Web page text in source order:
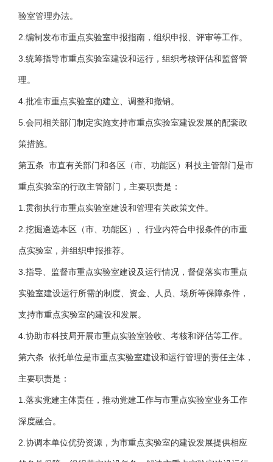
验室管理办法。
2.编制发布市重点实验室申报指南，组织申报、评审等工作。
3.统筹指导市重点实验室建设和运行，组织考核评估和监督管
理。
4.批准市重点实验室的建立、调整和撤销。
5.会同相关部门制定实施支持市重点实验室建设发展的配套政
策措施。
第五条 市直有关部门和各区（市、功能区）科技主管部门是市
重点实验室的行政主管部门，主要职责是：
1.贯彻执行市重点实验室建设和管理有关政策文件。
2.挖掘遴选本区（市、功能区）、行业内符合申报条件的市重
点实验室，并组织申报推荐。
3.指导、监督市重点实验室建设及运行情况，督促落实市重点
实验室建设运行所需的制度、资金、人员、场所等保障条件，
支持市重点实验室的建设和发展。
4.协助市科技局开展市重点实验室验收、考核和评估等工作。
第六条 依托单位是市重点实验室建设和运行管理的责任主体，
主要职责是：
1.落实党建主体责任，推动党建工作与市重点实验室业务工作
深度融合。
2.协调本单位优势资源，为市重点实验室的建设发展提供相应